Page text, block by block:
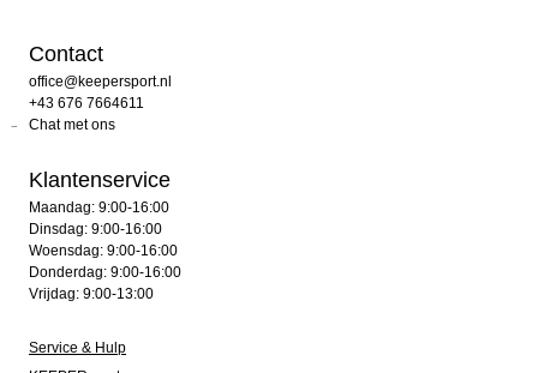
Contact
office@keepersport.nl
+43 676 7664611
Chat met ons
Klantenservice
Maandag: 9:00-16:00
Dinsdag: 9:00-16:00
Woensdag: 9:00-16:00
Donderdag: 9:00-16:00
Vrijdag: 9:00-13:00
Service & Hulp